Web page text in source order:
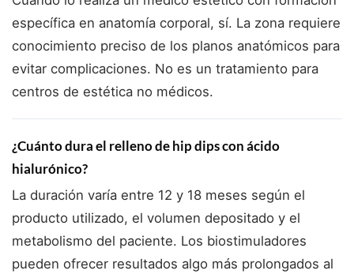
específica en anatomía corporal, sí. La zona requiere
conocimiento preciso de los planos anatómicos para
evitar complicaciones. No es un tratamiento para
centros de estética no médicos.
¿Cuánto dura el relleno de hip dips con ácido
hialurónico?
La duración varía entre 12 y 18 meses según el
producto utilizado, el volumen depositado y el
metabolismo del paciente. Los biostimuladores
pueden ofrecer resultados algo más prolongados al